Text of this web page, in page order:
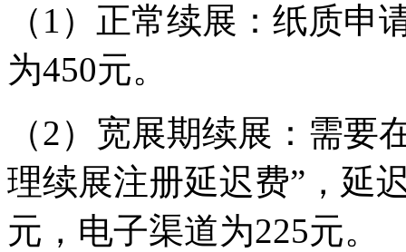
（1）正常续展：纸质申
为450元。
（2）宽展期续展：需要
理续展注册延迟费”，延
元，电子渠道为225元